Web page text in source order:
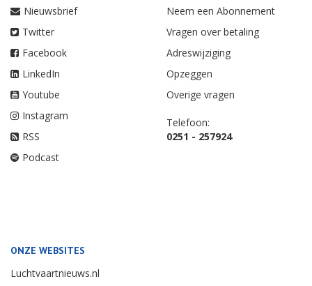
Nieuwsbrief
Twitter
Facebook
LinkedIn
Youtube
Instagram
RSS
Podcast
Neem een Abonnement
Vragen over betaling
Adreswijziging
Opzeggen
Overige vragen
Telefoon:
0251 - 257924
ONZE WEBSITES
Luchtvaartnieuws.nl